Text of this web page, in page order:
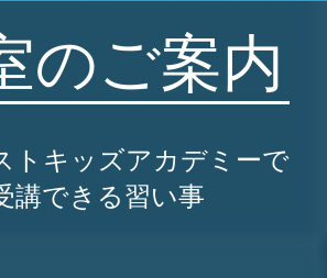
のご案内
トキッズアカデミーで
講できる習い事